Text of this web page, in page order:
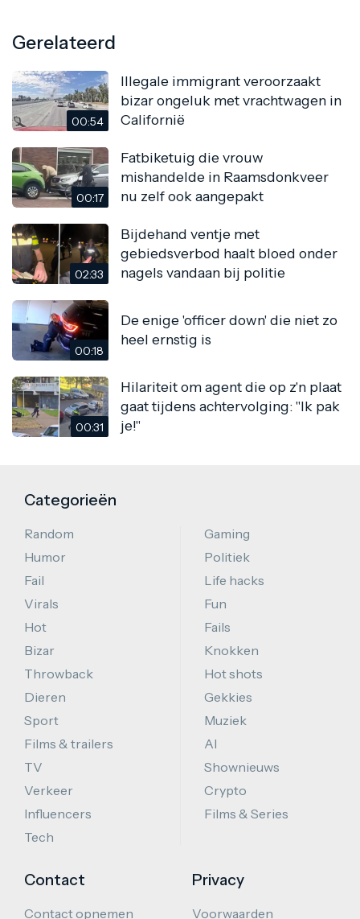
Gerelateerd
00:54
Illegale immigrant veroorzaakt
bizar ongeluk met vrachtwagen in
Californië
00:17
Fatbiketuig die vrouw
mishandelde in Raamsdonkveer
nu zelf ook aangepakt
02:33
Bijdehand ventje met
gebiedsverbod haalt bloed onder
nagels vandaan bij politie
00:18
De enige 'officer down' die niet zo
heel ernstig is
00:31
Hilariteit om agent die op z'n plaat
gaat tijdens achtervolging: "Ik pak
je!"
Categorieën
Random
Humor
Fail
Virals
Hot
Bizar
Throwback
Dieren
Sport
Films & trailers
TV
Verkeer
Influencers
Tech
Gaming
Politiek
Life hacks
Fun
Fails
Knokken
Hot shots
Gekkies
Muziek
AI
Shownieuws
Crypto
Films & Series
Contact
Contact opnemen
Privacy
Voorwaarden